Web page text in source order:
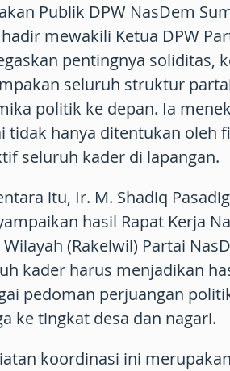
Publik DPW NasDem
mewakili Ketua DPW
pentingnya soliditas,
seluruh struktur
politik ke depan. Ia
tidak hanya ditentukan oleh
seluruh kader di lapangan.
itu, Ir. M. Shadiq
hasil Rapat Kerja
Wilayah (Rakelwil) Partai
kader harus menjadikan
pedoman perjuangan
ke tingkat desa dan nagari.
koordinasi ini